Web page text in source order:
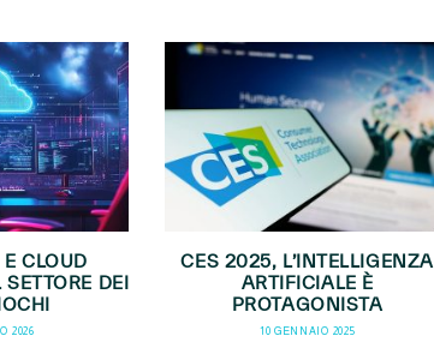
CLOUD
DEI
2026
CES 2025, L’INTELLIGENZA
ARTIFICIALE È
PROTAGONISTA
10 GENNAIO 2025